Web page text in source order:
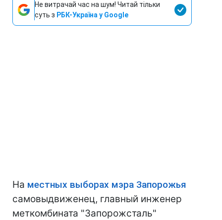
Не витрачай час на шум! Читай тільки
суть з РБК-Україна у Google
На местных выборах мэра Запорожья
самовыдвиженец, главный инженер
меткомбината "Запорожсталь"